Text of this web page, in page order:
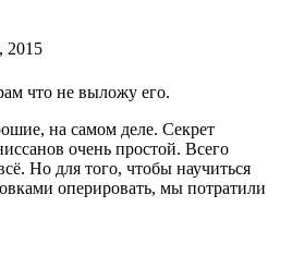
2015
что не выложу его.
на самом деле. Секрет
очень простой. Всего
Но для того, чтобы научиться
оперировать, мы потратили